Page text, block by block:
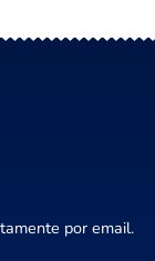
por email.